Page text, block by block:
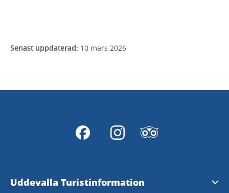
Senast uppdaterad: 10 mars 2026
Uddevalla Turistinformation